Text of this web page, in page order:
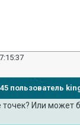
пользователь
Или может